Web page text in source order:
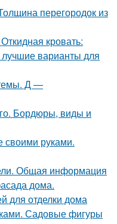
перегородок из
кровать:
варианты для
Д —
Бордюры, виды и
руками.
Общая информация
дома.
для отделки дома
Садовые фигуры